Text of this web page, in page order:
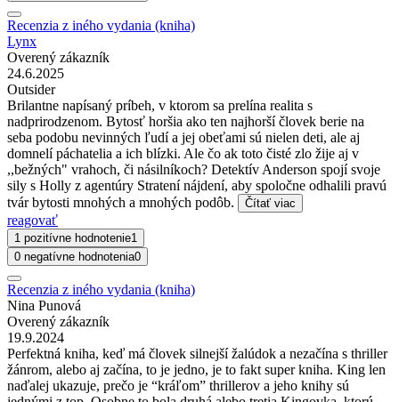
Recenzia z iného vydania (kniha)
Lynx
Overený zákazník
24.6.2025
Outsider
Brilantne napísaný príbeh, v ktorom sa prelína realita s
nadprirodzenom. Bytosť horšia ako ten najhorší človek berie na
seba podobu nevinných ľudí a jej obeťami sú nielen deti, ale aj
domnelí páchatelia a ich blízki. Ale čo ak toto čisté zlo žije aj v
,,bežných" vrahoch, či násilníkoch? Detektív Anderson spojí svoje
sily s Holly z agentúry Stratení nájdení, aby spoločne odhalili pravú
tvár bytosti mnohých a mnohých podôb.
Čítať viac
reagovať
1 pozitívne hodnotenie1
0 negatívne hodnotenia0
Recenzia z iného vydania (kniha)
Nina Punová
Overený zákazník
19.9.2024
Perfektná kniha, keď má človek silnejší žalúdok a nezačína s thriller
žánrom, alebo aj začína, to je jedno, je to fakt super kniha. King len
naďalej ukazuje, prečo je “kráľom” thrillerov a jeho knihy sú